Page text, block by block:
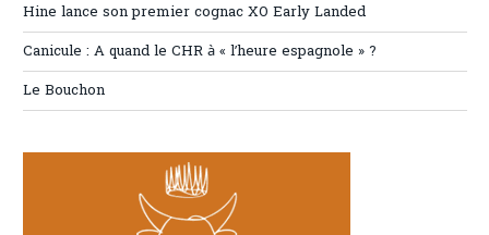
Hine lance son premier cognac XO Early Landed
Canicule : A quand le CHR à « l’heure espagnole » ?
Le Bouchon